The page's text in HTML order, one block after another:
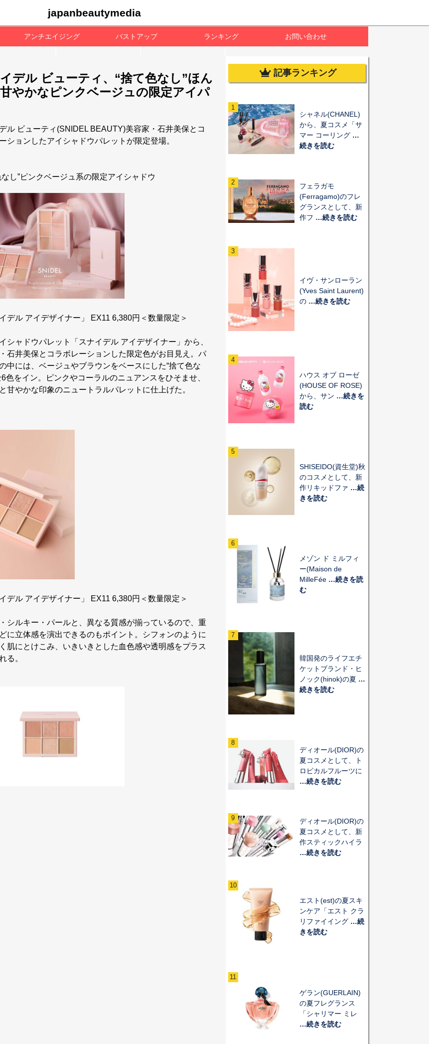
japanbeautymedia
アンチエイジング バストアップ ランキング お問い合わせ
デル ビューティ、“捨て色なし”ほん
やかなピンクベージュの限定アイパ
ル ビューティ(SNIDEL BEAUTY)美容家・石井美保とコ
ションしたアイシャドウパレットが限定登場。
なし”ピンクベージュ系の限定アイシャドウ
イデル アイデザイナー」 EX11 6,380円＜数量限定＞
シャドウパレット「スナイデル アイデザイナー」から、
石井美保とコラボレーションした限定色がお目見え。パ
中には、ベージュやブラウンをベースにした“捨て色な
6色をイン。ピンクやコーラルのニュアンスをひそませ、
甘やかな印象のニュートラルパレットに仕上げた。
イデル アイデザイナー」 EX11 6,380円＜数量限定＞
シルキー・パールと、異なる質感が揃っているので、重
に立体感を演出できるのもポイント。シフォンのように
肌にとけこみ、いきいきとした血色感や透明感をプラス
る。
記事ランキング
1
シャネル(CHANEL)
から、夏コスメ「サ
マー コーリング …
続きを読む
2
フェラガモ
(Ferragamo)のフレ
グランスとして、新
作フ …続きを読む
3
イヴ・サンローラン
(Yves Saint Laurent)
の…続きを読む
4
ハウス オブ ローゼ
(HOUSE OF ROSE)
から、サン …続きを
読む
5
SHISEIDO(資生堂)秋
のコスメとして、新
作リキッドファ …続
きを読む
6
メゾン ド ミルフィ
ー(Maison de
MilleFée…続きを読
む
7
韓国発のライフエチ
ケットブランド・ヒ
ノック(hinok)の夏 …
続きを読む
8
ディオール(DIOR)の
夏コスメとして、ト
ロピカルフルーツに
…続きを読む
9
ディオール(DIOR)の
夏コスメとして、新
作スティックハイラ
…続きを読む
10
エスト(est)の夏スキ
ンケア「エスト クラ
リファイイング …続
きを読む
11
ゲラン(GUERLAIN)
の夏フレグランス
「シャリマー ミレ
…続きを読む